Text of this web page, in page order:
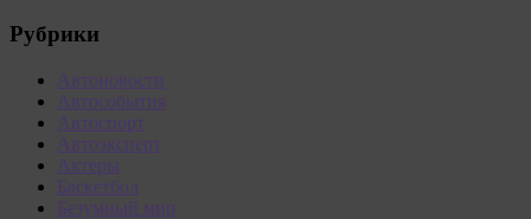
Рубрики
Автоновости
Автособытия
Автоспорт
Автоэксперт
Актеры
Баскетбол
Безумный мир